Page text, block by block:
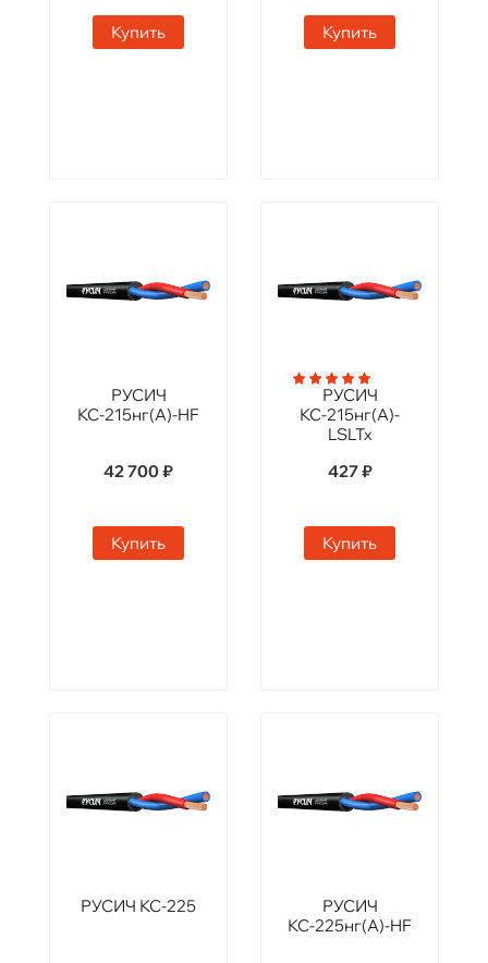
Купить Купить
РУСИЧ
КС-215нг(А)-HF
42 700 ₽
Купить
РУСИЧ
КС-215нг(А)-
LSLTx
427 ₽
Купить
РУСИЧ КС-225
РУСИЧ
КС-225нг(А)-HF